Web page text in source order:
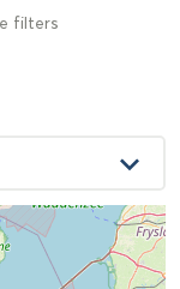
filters
keyboard_arrow_down